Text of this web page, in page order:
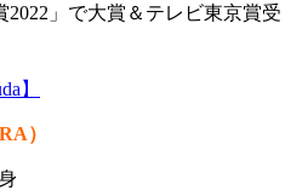
」で大賞＆テレビ東京賞受
】
）